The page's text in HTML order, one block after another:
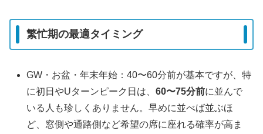
繁忙期の最適タイミング
GW・お盆・年末年始：40〜60分前が基本ですが、特
に初日やUターンピーク日は、60〜75分前に並んで
いる人も珍しくありません。早めに並べば並ぶほ
ど、窓側や通路側など希望の席に座れる確率が高ま